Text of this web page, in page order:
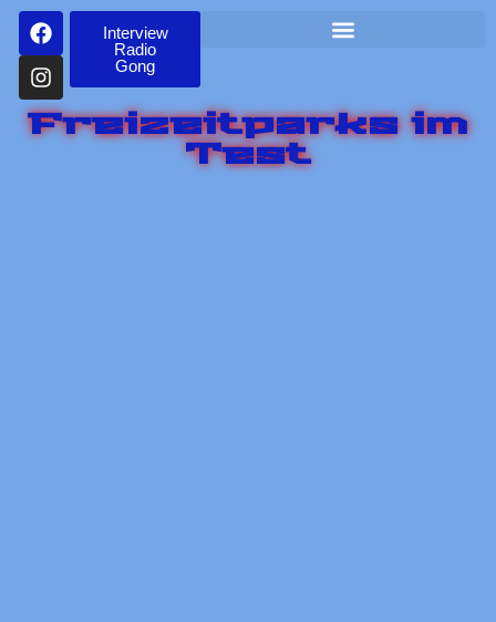
Interview
Radio
Gong
Freizeitparks im
Test